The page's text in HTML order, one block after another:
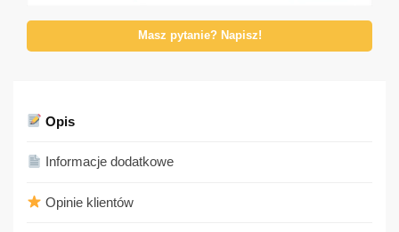
Masz pytanie? Napisz!
Opis
Informacje dodatkowe
Opinie klientów